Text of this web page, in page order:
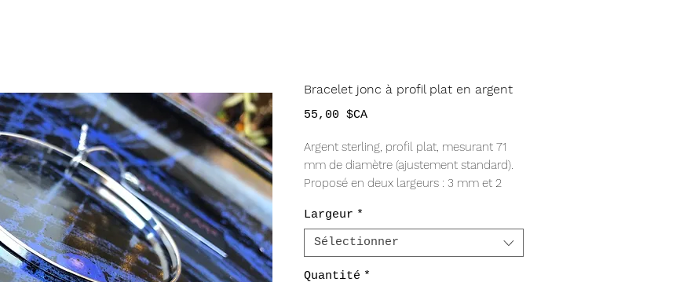
Bracelet jonc à profil plat en argent
55,00 $CAPrix
Argent sterling, profil plat, mesurant 71
mm de diamètre (ajustement standard).
Proposé en deux largeurs : 3 mm et 2
Largeur *
Sélectionner
Quantité *